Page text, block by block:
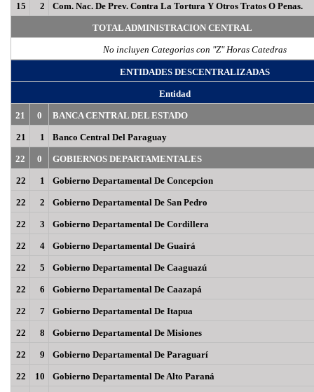
15 2 Com. Nac. De Prev. Contra La Tortura Y Otros Tratos O Penas.
TOTAL ADMINISTRACION CENTRAL
No incluyen Categorias con "Z" Horas Catedras
ENTIDADES DESCENTRALIZADAS
Entidad
21 0 BANCA CENTRAL DEL ESTADO
21 1 Banco Central Del Paraguay
22 0 GOBIERNOS DEPARTAMENTALES
22 1 Gobierno Departamental De Concepcion
22 2 Gobierno Departamental De San Pedro
22 3 Gobierno Departamental De Cordillera
22 4 Gobierno Departamental De Guairá
22 5 Gobierno Departamental De Caaguazú
22 6 Gobierno Departamental De Caazapá
22 7 Gobierno Departamental De Itapua
22 8 Gobierno Departamental De Misiones
22 9 Gobierno Departamental De Paraguarí
22 10 Gobierno Departamental De Alto Paraná